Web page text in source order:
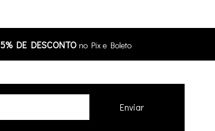
5% DE DESCONTO no Pix e Boleto